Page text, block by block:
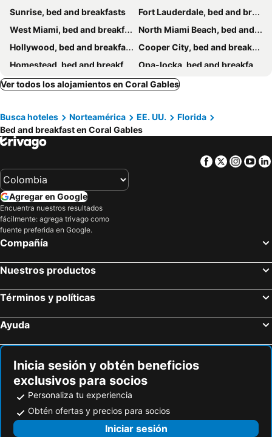
Sunrise, bed and breakfasts
Fort Lauderdale, bed and breakfasts
West Miami, bed and breakfasts
North Miami Beach, bed and breakfasts
Hollywood, bed and breakfasts
Cooper City, bed and breakfasts
Homestead, bed and breakfasts
Opa-locka, bed and breakfasts
North Miami, bed and breakfasts
Miramar, bed and breakfasts
Ver todos los alojamientos en Coral Gables
Busca hoteles Norteamérica EE. UU.
Florida
Bed and breakfast en Coral Gables
Facebook
Twitter
Agregar en Google
Encuentra nuestros resultados
fácilmente: agrega trivago como
fuente preferida en Google.
Compañía
Nuestros productos
Términos y políticas
Ayuda
Inicia sesión y obtén beneficios
exclusivos para socios
Personaliza tu experiencia
Obtén ofertas y precios para socios
Iniciar sesión